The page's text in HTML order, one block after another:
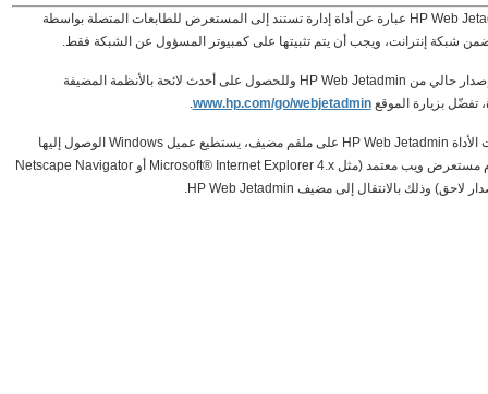
إن HP Web Jetadmin عبارة عن أداة إدارة تستند إلى المستعرض للطابعات المتصلة بواسطة
شبكة إنترانت، ويجب أن يتم تثبيتها على كمبيوتر المسؤول عن الشبكة فقط.
لتحميل إصدار حالي من HP Web Jetadmin وللحصول على أحدث لائحة بالأنظمة المضيفة
تفضّل بزيارة الموقعwww.hp.com/go/webjetadmin
.
عند تثبيت الأداة HP Web Jetadmin على ملقم مضيف، يستطيع عميل Windows الوصول إليها
باستخدام مستعرض ويب معتمد (مثل Microsoft® Internet Explorer 4.x أو Netscape Navigator